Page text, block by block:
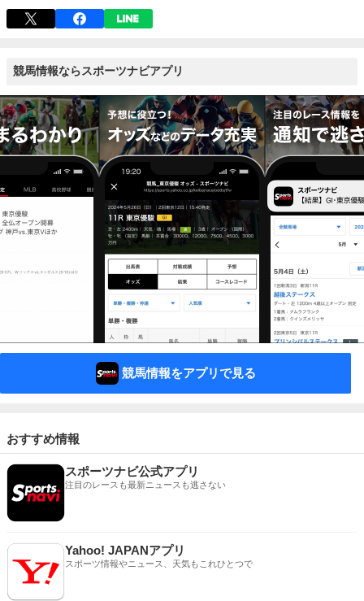
競馬情報ならスポーツナビアプリ
競馬情報をアプリで見る
おすすめ情報
スポーツナビ公式アプリ
注目のレースも最新ニュースも逃さない
Yahoo! JAPANアプリ
スポーツ情報やニュース、天気もこれひとつで